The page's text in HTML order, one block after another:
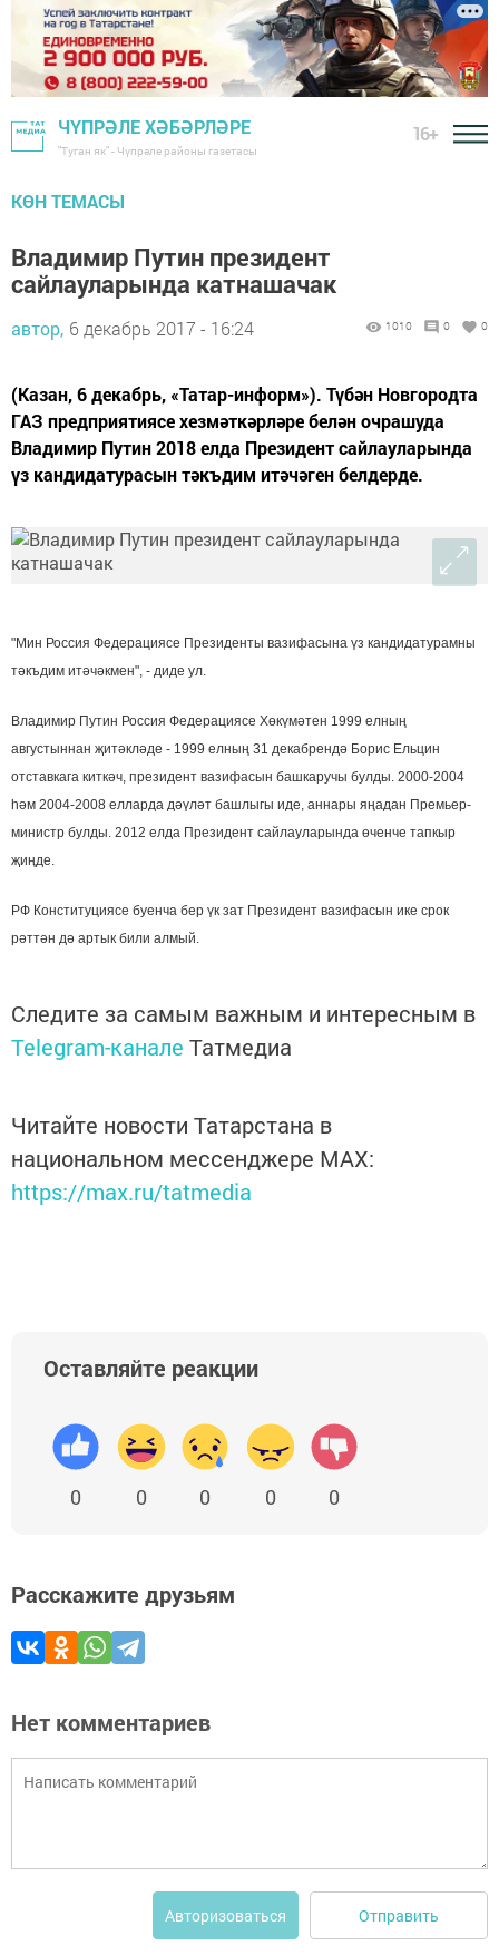
ЧҮПРӘЛЕ ХӘБӘРЛӘРЕ
"Туган як" - Чүпрәле районы газетасы
16+
КӨН ТЕМАСЫ
Владимир Путин президент
сайлауларында катнашачак
автор, 6 декабрь 2017 - 16:24 1010 0 0
(Казан, 6 декабрь, «Татар-информ»). Түбән Новгородта
ГАЗ предприятиясе хезмәткәрләре белән очрашуда
Владимир Путин 2018 елда Президент сайлауларында
үз кандидатурасын тәкъдим итәчәген белдерде.
"Мин Россия Федерациясе Президенты вазифасына үз кандидатурамны
тәкъдим итәчәкмен", - диде ул.
Владимир Путин Россия Федерациясе Хөкүмәтен 1999 елның
августыннан җитәкләде - 1999 елның 31 декабрендә Борис Ельцин
отставкага киткәч, президент вазифасын башкаручы булды. 2000-2004
һәм 2004-2008 елларда дәүләт башлыгы иде, аннары яңадан Премьер-
министр булды. 2012 елда Президент сайлауларында өченче тапкыр
җиңде.
РФ Конституциясе буенча бер үк зат Президент вазифасын ике срок
рәттән дә артык били алмый.
Следите за самым важным и интересным в
Telegram-канале Татмедиа
Читайте новости Татарстана в
национальном мессенджере MАХ:
https://max.ru/tatmedia
Оставляйте реакции
0 0 0 0 0
Расскажите друзьям
Нет комментариев
Авторизоваться Отправить